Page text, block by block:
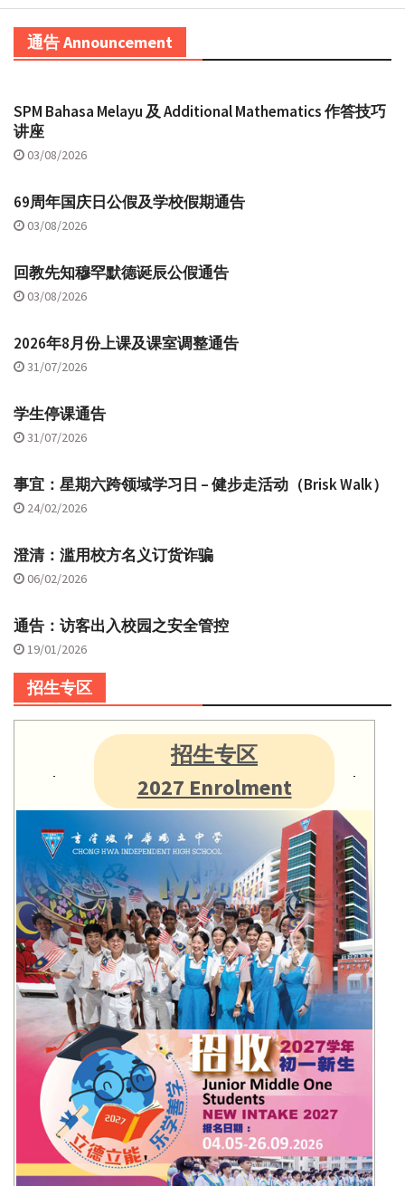
通告 Announcement
SPM Bahasa Melayu 及 Additional Mathematics 作答技巧
讲座
03/08/2026
69周年国庆日公假及学校假期通告
03/08/2026
回教先知穆罕默德诞辰公假通告
03/08/2026
2026年8月份上课及课室调整通告
31/07/2026
学生停课通告
31/07/2026
事宜：星期六跨领域学习日 – 健步走活动（Brisk Walk）
24/02/2026
澄清：滥用校方名义订货诈骗
06/02/2026
通告：访客出入校园之安全管控
19/01/2026
招生专区
招生专区
2027 Enrolment